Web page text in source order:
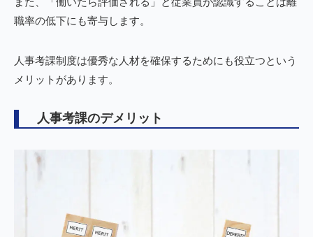
職率の低下にも寄与します。
人事考課制度は優秀な人材を確保するためにも役立つという
メリットがあります。
人事考課のデメリット